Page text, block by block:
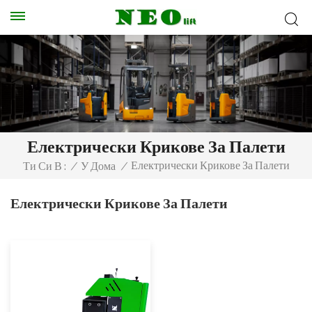
Електрически Крикове За Палети
Ти Си В : / У Дома / Електрически Крикове За Палети
Електрически Крикове За Палети